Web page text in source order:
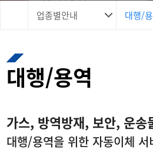
업종별안내 대행/
대행/용역
가스, 방역방재, 보안, 운
대행/용역을 위한 자동이체 서